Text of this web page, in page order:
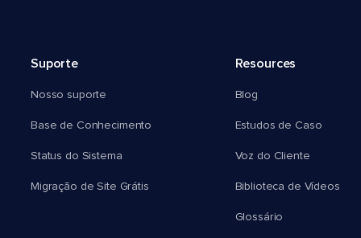
Suporte
Nosso suporte
Base de Conhecimento
Status do Sistema
Migração de Site Grátis
Resources
Blog
Estudos de Caso
Voz do Cliente
Biblioteca de Vídeos
Glossário